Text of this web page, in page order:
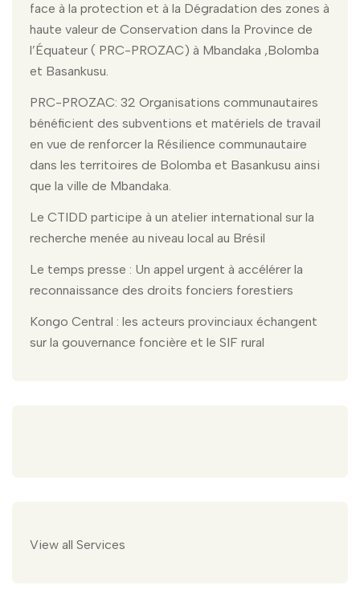
face à la protection et à la Dégradation des zones à
haute valeur de Conservation dans la Province de
l’Équateur ( PRC-PROZAC) à Mbandaka ,Bolomba
et Basankusu.
PRC-PROZAC: 32 Organisations communautaires
bénéficient des subventions et matériels de travail
en vue de renforcer la Résilience communautaire
dans les territoires de Bolomba et Basankusu ainsi
que la ville de Mbandaka.
Le CTIDD participe à un atelier international sur la
recherche menée au niveau local au Brésil
Le temps presse : Un appel urgent à accélérer la
reconnaissance des droits fonciers forestiers
Kongo Central : les acteurs provinciaux échangent
sur la gouvernance foncière et le SIF rural
View all Services